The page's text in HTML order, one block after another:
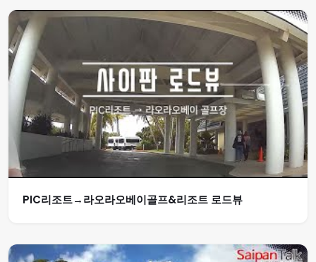
PIC리조트→라오라오베이골프&리조트 로드뷰